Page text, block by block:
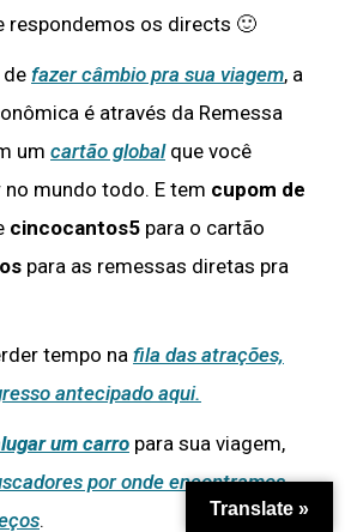
respondemos os directs 🙂
de fazer câmbio pra sua viagem, a
é através da Remessa
um cartão globalque você
mundo todo. E tem cupom de
cincocantos5 para o cartão
para as remessas diretas pra
tempo na fila das atrações,
antecipado aqui.
um carro para sua viagem,
por onde encontramos
. Translate »